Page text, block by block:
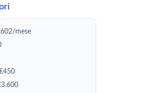
mese